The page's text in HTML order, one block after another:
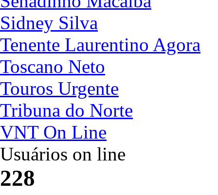
Sidney Silva
Tenente Laurentino Agora
Toscano Neto
Touros Urgente
Tribuna do Norte
VNT On Line
Usuários on line
228